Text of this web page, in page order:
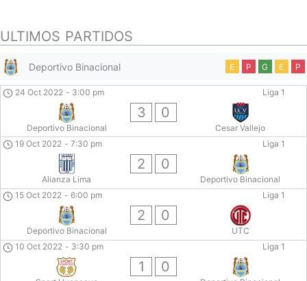
ULTIMOS PARTIDOS
Deportivo Binacional E P G E P
Liga 1
24 Oct 2022 - 3:00 pm
Deportivo Binacional
3 0
Cesar Vallejo
Liga 1
19 Oct 2022 - 7:30 pm
Alianza Lima
2 0
Deportivo Binacional
Liga 1
15 Oct 2022 - 6:00 pm
Deportivo Binacional
2 0
UTC
Liga 1
10 Oct 2022 - 3:30 pm
1 0